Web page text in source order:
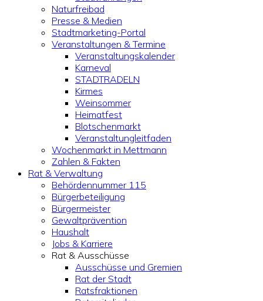
Naturfreibad
Presse & Medien
Stadtmarketing-Portal
Veranstaltungen & Termine
Veranstaltungskalender
Karneval
STADTRADELN
Kirmes
Weinsommer
Heimatfest
Blotschenmarkt
Veranstaltungleitfaden
Wochenmarkt in Mettmann
Zahlen & Fakten
Rat & Verwaltung
Behördennummer 115
Bürgerbeteiligung
Bürgermeister
Gewaltprävention
Haushalt
Jobs & Karriere
Rat & Ausschüsse
Ausschüsse und Gremien
Rat der Stadt
Ratsfraktionen